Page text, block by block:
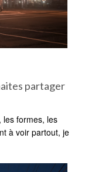
partager
les formes, les
à voir partout, je